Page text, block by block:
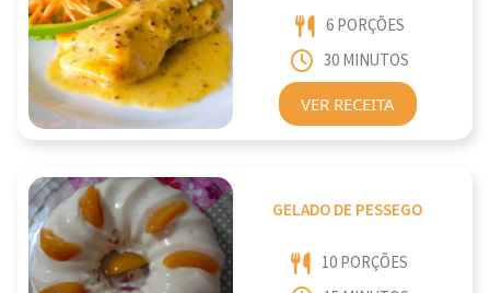
6 PORÇÕES
30 MINUTOS
VER RECEITA
GELADO DE PESSEGO
10 PORÇÕES